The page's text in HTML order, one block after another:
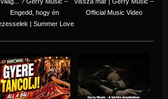
Engedd, hogy én
| Summer Love
Official Music Video